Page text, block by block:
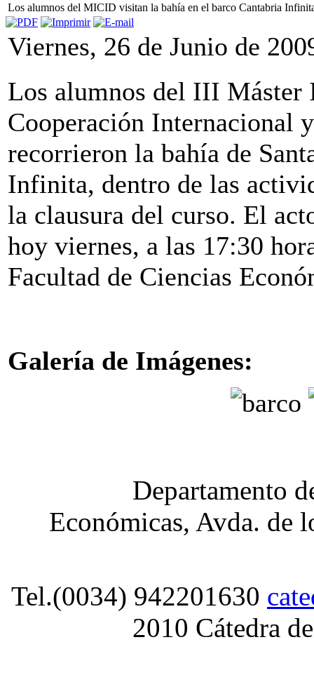
Los alumnos del MICID visitan la bahía en el barco Cantabria
Viernes, 26 de Junio de
Los alumnos del III Máster
Cooperación Internacional
recorrieron la bahía de
Infinita, dentro de las
la clausura del curso. El
hoy viernes, a las 17:30
Facultad de Ciencias
Galería de Imágenes:
Departamento
Económicas, Avda. de
Tel.(0034) 942201630
2010 Cátedra